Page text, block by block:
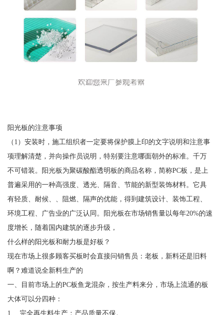
阳光板的注意事项
（1）安装时，施工组织者一定要将保护膜上印的文字说明和注意事
项理解清楚，并向操作员说明，特别要注意哪面朝外的标准。千万
不可错装。阳光板为聚碳酸酯透明板的商品名称，简称PC板，是上
普遍采用的一种高强度、透光、隔音、节能的新型装饰材料。它具
有轻质、耐候、、阻燃、隔声的优能，得到建筑设计、装饰工程、
环境工程、广告业的广泛认同。阳光板在市场销售量以每年20%的速
度增长，随着国内建筑的逐步升级，
什么样的阳光板和耐力板是好板？
现在市场上很多顾客买板时会直接问销售员：老板，新料还是旧料
啊？难道说全新料生产的
一、目前市场上的PC板鱼龙混杂，按生产料来分，市场上流通的板
大体可以分四种：
1、 完全再生料生产：产品质量不保。